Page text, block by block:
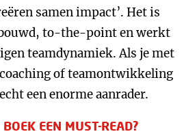
samen impact’. Het is
to-the-point en werkt
teamdynamiek. Als je met
of teamontwikkeling
een enorme aanrader.
EEN MUST-READ?